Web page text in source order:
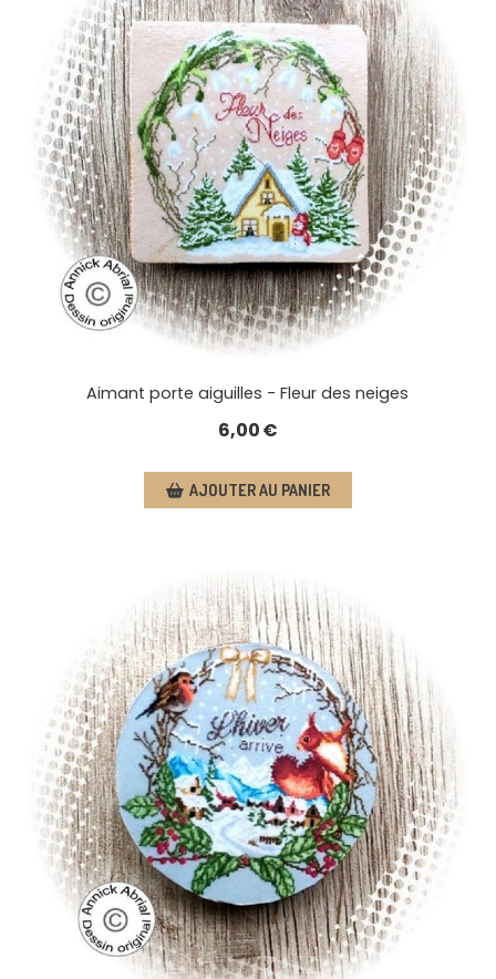
Aimant porte aiguilles - Fleur des neiges
6,00€
AJOUTER AU PANIER